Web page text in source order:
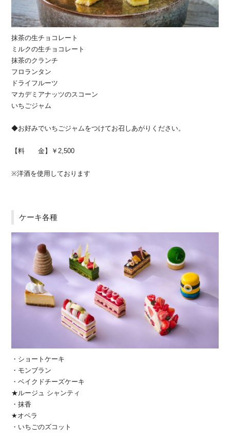
抹茶の生チョコレート
ミルクの生チョコレート
抹茶のクランチ
フロランタン
ドライフルーツ
マカデミアナッツのスコーン
いちごジャム
◆お好みでいちごジャムをつけてお召しあがりください。
【料 金】￥2,500
※洋酒を使用しております
ケーキ各種
・ショートケーキ
・モンブラン
・ベイクドチーズケーキ
★ルージュ シャンティ
・抹香
★オペラ
・いちごのズコット